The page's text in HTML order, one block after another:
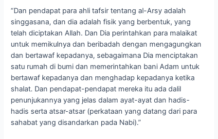
“Dan pendapat para ahli tafsir tentang al-Arsy adalah
singgasana, dan dia adalah fisik yang berbentuk, yang
telah diciptakan Allah. Dan Dia perintahkan para malaikat
untuk memikulnya dan beribadah dengan mengagungkan
dan bertawaf kepadanya, sebagaimana Dia menciptakan
satu rumah di bumi dan memerintahkan bani Adam untuk
bertawaf kepadanya dan menghadap kepadanya ketika
shalat. Dan pendapat-pendapat mereka itu ada dalil
penunjukannya yang jelas dalam ayat-ayat dan hadis-
hadis serta atsar-atsar (perkataan yang datang dari para
sahabat yang disandarkan pada Nabi).”